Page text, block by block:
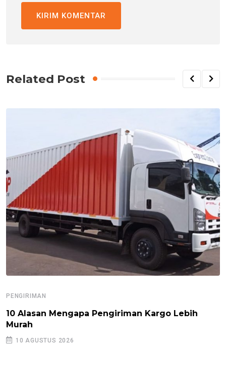
Related Post
PENGIRIMAN
10 Alasan Mengapa Pengiriman Kargo Lebih
Murah
10 AGUSTUS 2026